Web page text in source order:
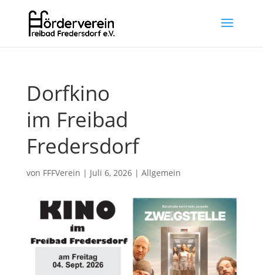
Dorfkino
im Freibad
Fredersdorf
von FFFVerein | Juli 6, 2026| Allgemein